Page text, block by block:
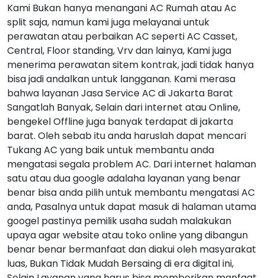
Kami Bukan hanya menangani AC Rumah atau Ac
split saja, namun kami juga melayanai untuk
perawatan atau perbaikan AC seperti AC Casset,
Central, Floor standing, Vrv dan lainya, Kami juga
menerima perawatan sitem kontrak, jadi tidak hanya
bisa jadi andalkan untuk langganan. Kami merasa
bahwa layanan Jasa Service AC di Jakarta Barat
Sangatlah Banyak, Selain dari internet atau Online,
bengekel Offline juga banyak terdapat di jakarta
barat. Oleh sebab itu anda haruslah dapat mencari
Tukang AC yang baik untuk membantu anda
mengatasi segala problem AC. Dari internet halaman
satu atau dua google adalaha layanan yang benar
benar bisa anda pilih untuk membantu mengatasi AC
anda, Pasalnya untuk dapat masuk di halaman utama
googel pastinya pemilik usaha sudah malakukan
upaya agar website atau toko online yang dibangun
benar benar bermanfaat dan diakui oleh masyarakat
luas, Bukan Tidak Mudah Bersaing di era digital ini,